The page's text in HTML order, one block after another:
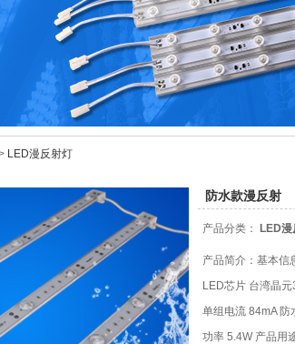
LED漫反射灯
防水款漫反射
产品分类： LED
产品简介：基本信
LED芯片 台湾晶
单组电流 84mA
功率 5.4W 产品用